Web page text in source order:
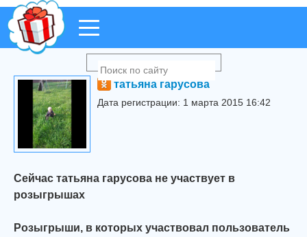
татьяна гарусова
Дата регистрации: 1 марта 2015 16:42
Сейчас татьяна гарусова не участвует в
розыгрышах
Розыгрыши, в которых участвовал пользователь